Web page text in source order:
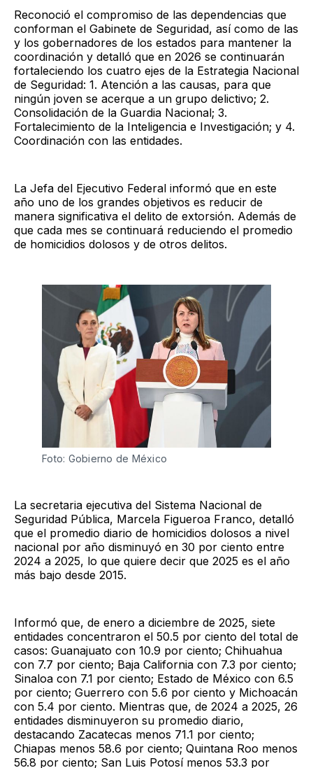
Reconoció el compromiso de las dependencias que
conforman el Gabinete de Seguridad, así como de las
y los gobernadores de los estados para mantener la
coordinación y detalló que en 2026 se continuarán
fortaleciendo los cuatro ejes de la Estrategia Nacional
de Seguridad: 1. Atención a las causas, para que
ningún joven se acerque a un grupo delictivo; 2.
Consolidación de la Guardia Nacional; 3.
Fortalecimiento de la Inteligencia e Investigación; y 4.
Coordinación con las entidades.
La Jefa del Ejecutivo Federal informó que en este
año uno de los grandes objetivos es reducir de
manera significativa el delito de extorsión. Además de
que cada mes se continuará reduciendo el promedio
de homicidios dolosos y de otros delitos.
Foto: Gobierno de México
La secretaria ejecutiva del Sistema Nacional de
Seguridad Pública, Marcela Figueroa Franco, detalló
que el promedio diario de homicidios dolosos a nivel
nacional por año disminuyó en 30 por ciento entre
2024 a 2025, lo que quiere decir que 2025 es el año
más bajo desde 2015.
Informó que, de enero a diciembre de 2025, siete
entidades concentraron el 50.5 por ciento del total de
casos: Guanajuato con 10.9 por ciento; Chihuahua
con 7.7 por ciento; Baja California con 7.3 por ciento;
Sinaloa con 7.1 por ciento; Estado de México con 6.5
por ciento; Guerrero con 5.6 por ciento y Michoacán
con 5.4 por ciento. Mientras que, de 2024 a 2025, 26
entidades disminuyeron su promedio diario,
destacando Zacatecas menos 71.1 por ciento;
Chiapas menos 58.6 por ciento; Quintana Roo menos
56.8 por ciento; San Luis Potosí menos 53.3 por